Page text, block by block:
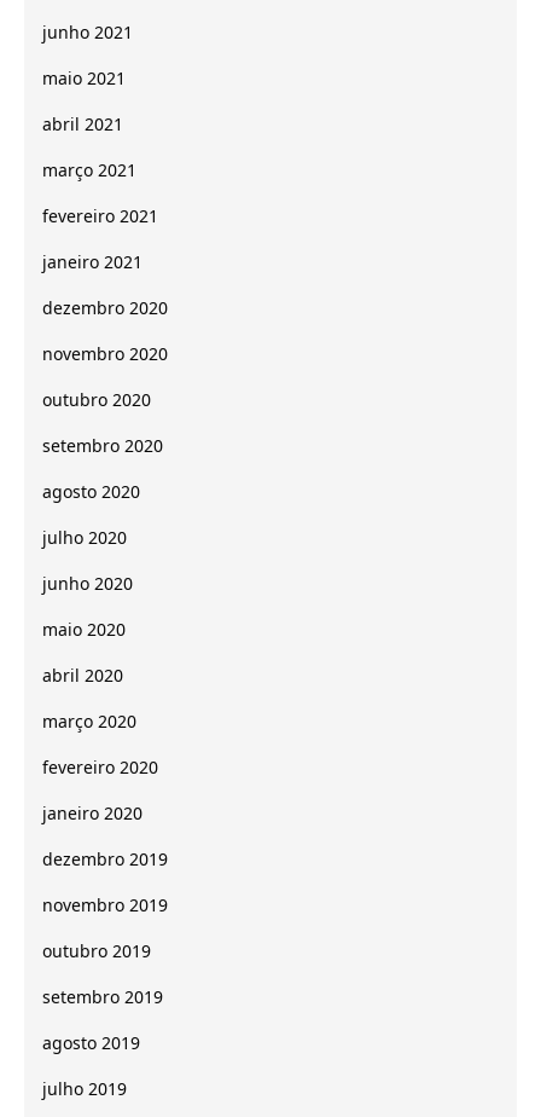
junho 2021
maio 2021
abril 2021
março 2021
fevereiro 2021
janeiro 2021
dezembro 2020
novembro 2020
outubro 2020
setembro 2020
agosto 2020
julho 2020
junho 2020
maio 2020
abril 2020
março 2020
fevereiro 2020
janeiro 2020
dezembro 2019
novembro 2019
outubro 2019
setembro 2019
agosto 2019
julho 2019